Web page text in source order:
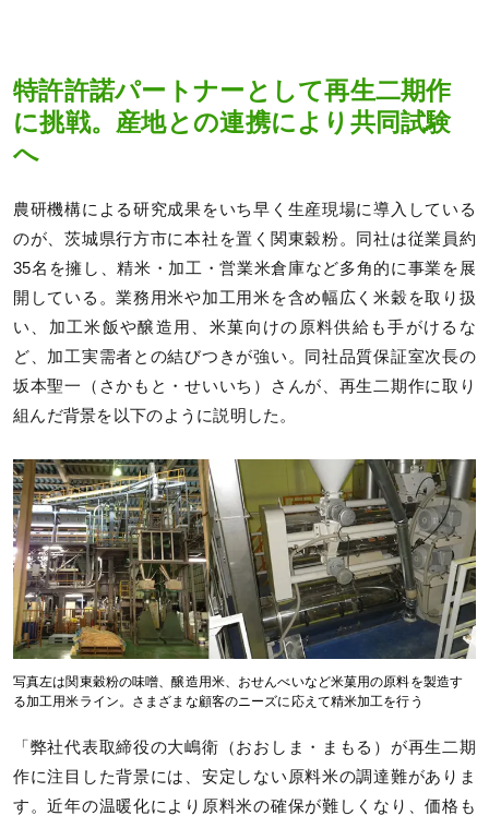
特許許諾パートナーとして再生二期作
に挑戦。産地との連携により共同試験
へ
農研機構による研究成果をいち早く生産現場に導入している
のが、茨城県行方市に本社を置く関東穀粉。同社は従業員約
35名を擁し、精米・加工・営業米倉庫など多角的に事業を展
開している。業務用米や加工用米を含め幅広く米穀を取り扱
い、加工米飯や醸造用、米菓向けの原料供給も手がけるな
ど、加工実需者との結びつきが強い。同社品質保証室次長の
坂本聖一（さかもと・せいいち）さんが、再生二期作に取り
組んだ背景を以下のように説明した。
写真左は関東穀粉の味噌、醸造用米、おせんべいなど米菓用の原料を製造す
る加工用米ライン。さまざまな顧客のニーズに応えて精米加工を行う
「弊社代表取締役の大嶋衛（おおしま・まもる）が再生二期
作に注目した背景には、安定しない原料米の調達難がありま
す。近年の温暖化により原料米の確保が難しくなり、価格も